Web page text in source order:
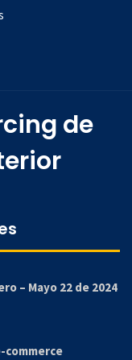
de
– Mayo 22 de 2024